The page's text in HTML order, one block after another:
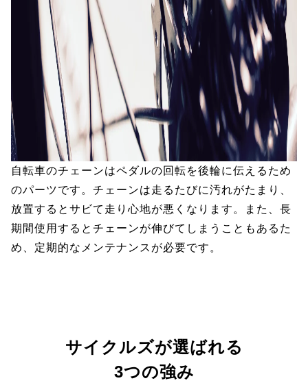
自転車のチェーンはペダルの回転を後輪に伝えるため
のパーツです。チェーンは走るたびに汚れがたまり、
放置するとサビて走り心地が悪くなります。また、長
期間使用するとチェーンが伸びてしまうこともあるた
め、定期的なメンテナンスが必要です。
サイクルズが選ばれる
3つの強み